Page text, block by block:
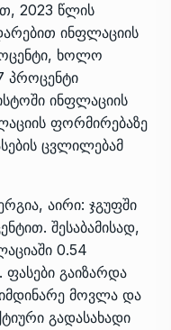
2023 წლის
ინფლაციის
ხოლო
პროცენტი
ინფლაციის
ფორმირებაზე
ცვლილებამ
აირი: ჯგუფში
შესაბამისად,
0.54
ფასები გაიზარდა
მოვლა და
გადასახადი